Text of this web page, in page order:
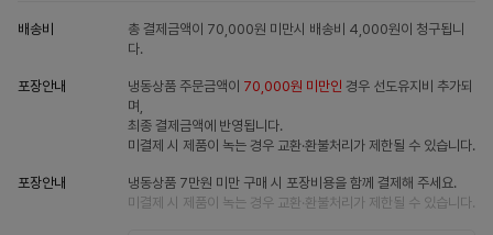
배송비
총 결제금액이 70,000원 미만시 배송비 4,000원이 청구됩니
다.
포장안내 냉동상품 주문금액이 70,000원 미만인 경우 선도유지비 추가되
며,
최종 결제금액에 반영됩니다.
미결제 시 제품이 녹는 경우 교환·환불처리가 제한될 수 있습니다.
포장안내
냉동상품 7만원 미만 구매 시 포장비용을 함께 결제해 주세요.
미결제 시 제품이 녹는 경우 교환·환불처리가 제한될 수 있습니다.